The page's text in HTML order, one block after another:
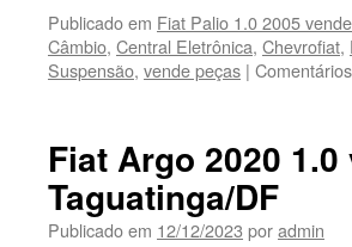
Publicado em Fiat Palio 1.0 2005
Câmbio, Central Eletrônica, Chevrofiat,
Suspensão, vende peças |
Fiat Argo 2020
Taguatinga/DF
Publicado em 12/12/2023 poradmin